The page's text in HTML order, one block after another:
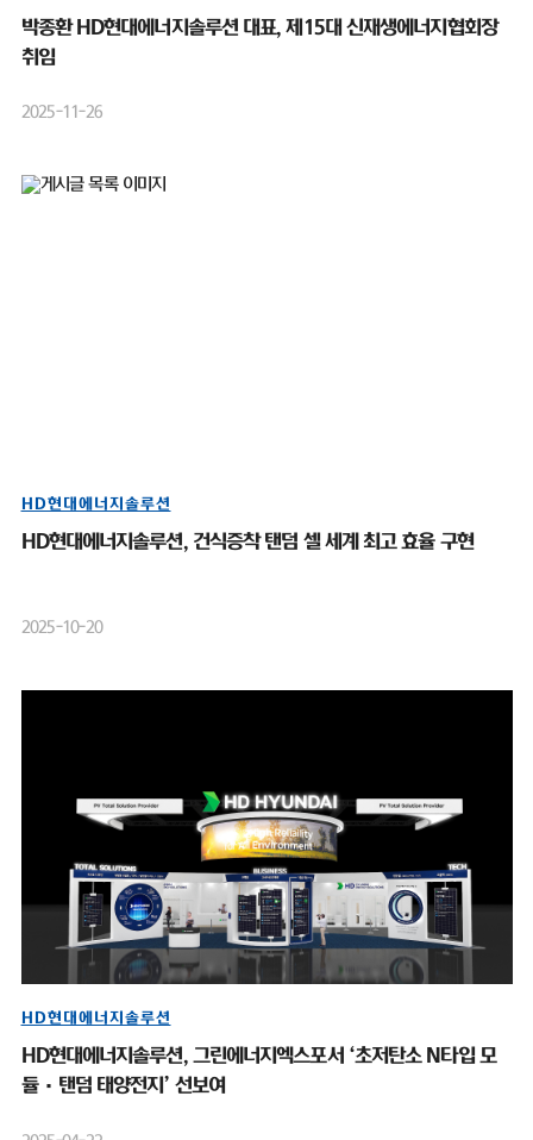
박종환 HD현대에너지솔루션 대표, 제15대 신재생에너지협회장
취임
2025-11-26
HD현대에너지솔루션
HD현대에너지솔루션, 건식증착 탠덤 셀 세계 최고 효율 구현
2025-10-20
HD현대에너지솔루션
HD현대에너지솔루션, 그린에너지엑스포서 ‘초저탄소 N타입 모
듈·탠덤 태양전지’ 선보여